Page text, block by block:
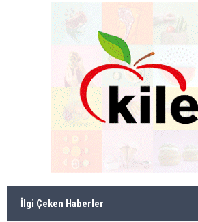
İlgi Çeken Haberler